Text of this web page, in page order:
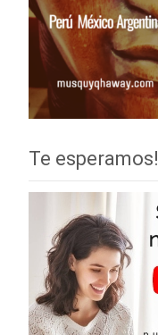
Te esperamos!